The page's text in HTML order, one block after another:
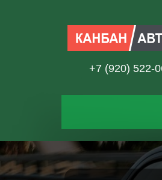
+7 (920) 522-